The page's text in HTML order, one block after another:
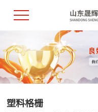
塑料格栅